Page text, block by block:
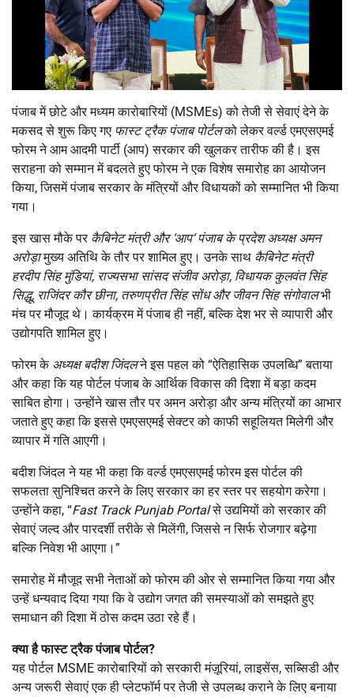
पंजाब में छोटे और मध्यम कारोबारियों (MSMEs) को तेजी से सेवाएं देने के
मकसद से शुरू किए गए फास्ट ट्रैक पंजाब पोर्टलको लेकर वर्ल्ड एमएसएमई
फोरम ने आम आदमी पार्टी (आप) सरकार की खुलकर तारीफ की है। इस
सराहना को सम्मान में बदलते हुए फोरम ने एक विशेष समारोह का आयोजन
किया, जिसमें पंजाब सरकार के मंत्रियों और विधायकों को सम्मानित भी किया
गया।
इस खास मौके पर कैबिनेट मंत्री और आप‘पंजाब के प्रदेश अध्यक्ष अमन
अरोड़ामुख्य अतिथि के तौर पर शामिल हुए। उनके साथ कैबिनेट मंत्री
हरदीप सिंह मुंडियां, राज्यसभा सांसद संजीव अरोड़ा, विधायक कुलवंत सिंह
सिद्धू, राजिंदर कौर छीना, तरुणप्रीत सिंह सोंध और जीवन सिंह संगोवालभी
मंच पर मौजूद थे। कार्यक्रम में पंजाब ही नहीं, बल्कि देश भर से व्यापारी और
उद्योगपति शामिल हुए।
फोरम के अध्यक्ष बदीश जिंदलने इस पहल को “ऐतिहासिक उपलब्धि” बताया
और कहा कि यह पोर्टल पंजाब के आर्थिक विकास की दिशा में बड़ा कदम
साबित होगा। उन्होंने खास तौर पर अमन अरोड़ा और अन्य मंत्रियों का आभार
जताते हुए कहा कि इससे एमएसएमई सेक्टर को काफी सहूलियत मिलेगी और
व्यापार में गति आएगी।
बदीश जिंदल ने यह भी कहा कि वर्ल्ड एमएसएमई फोरम इस पोर्टल की
सफलता सुनिश्चित करने के लिए सरकार का हर स्तर पर सहयोग करेगा।
उन्होंने कहा, “Fast Track Punjab Portalसे उद्यमियों को सरकार की
सेवाएं जल्द और पारदर्शी तरीके से मिलेंगी, जिससे न सिर्फ रोजगार बढ़ेगा
बल्कि निवेश भी आएगा।”
समारोह में मौजूद सभी नेताओं को फोरम की ओर से सम्मानित किया गया और
उन्हें धन्यवाद दिया गया कि वे उद्योग जगत की समस्याओं को समझते हुए
समाधान की दिशा में ठोस कदम उठा रहे हैं।
क्या है फास्ट ट्रैक पंजाब पोर्टल?
यह पोर्टल MSME कारोबारियों को सरकारी मंज़ूरियां, लाइसेंस, सब्सिडी और
अन्य जरूरी सेवाएं एक ही प्लेटफॉर्म पर तेजी से उपलब्ध कराने के लिए बनाया